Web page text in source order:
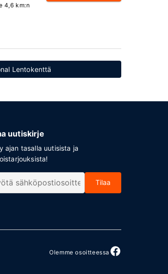
4,6 km:n
Lentokenttä
uutiskirje
ajan tasalla uutisista ja
Tilaa
Olemme osoitteessa